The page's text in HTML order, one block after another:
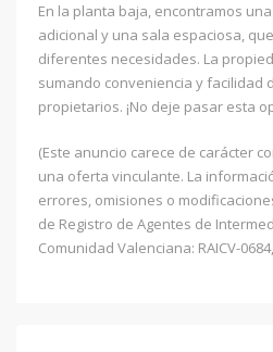
En la planta baja, encontramos
adicional y una sala espaciosa,
diferentes necesidades. La
sumando conveniencia y facilidad
propietarios. ¡No deje pasar esta
(Este anuncio carece de carácter
una oferta vinculante. La
errores, omisiones o
de Registro de Agentes de
Comunidad Valenciana: RAICV-